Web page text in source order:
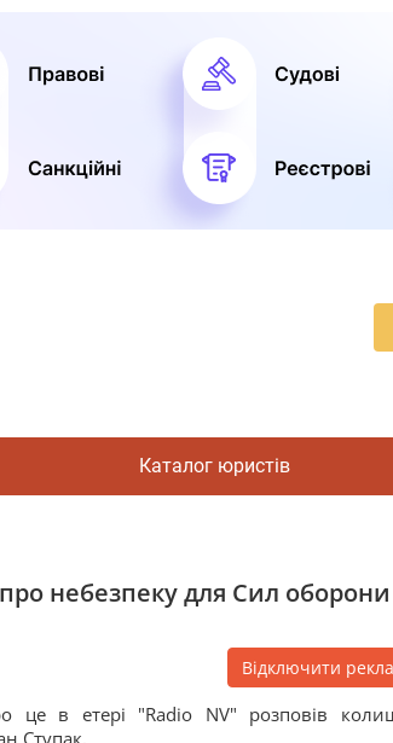
Каталог юристів
небезпеку для Сил оборони
Відключити
це в етері "Radio NV" розповів
Ступак.